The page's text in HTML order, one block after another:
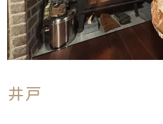
井戸